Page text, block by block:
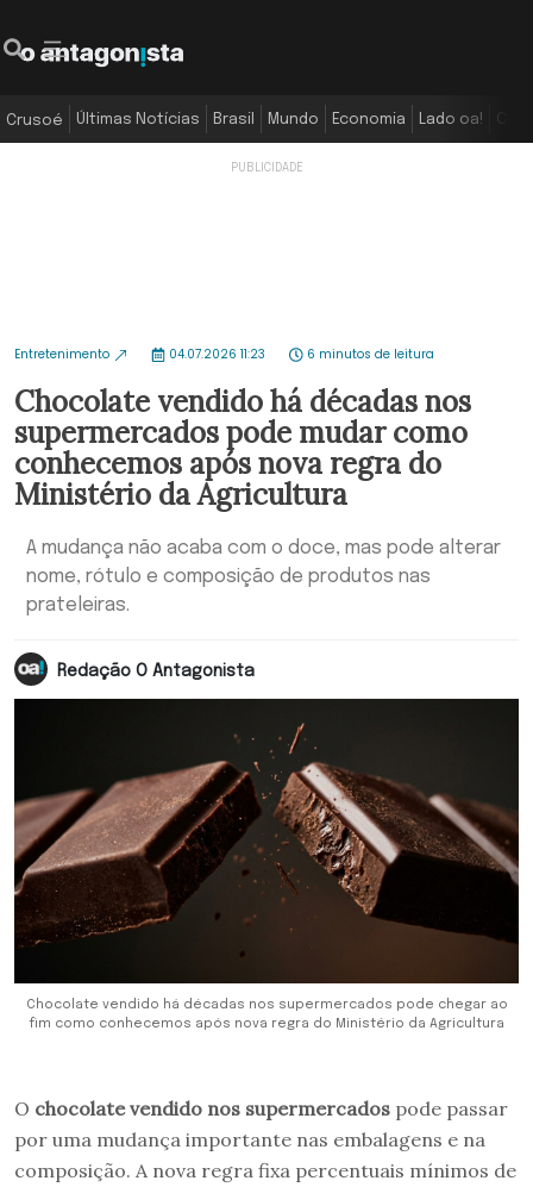
Crusoé Últimas Notícias Brasil Mundo Economia Lado oa!
Entretenimento 04.07.2026 11:23 6 minutos de leitura
Chocolate vendido há décadas nos
supermercados pode mudar como
conhecemos após nova regra do
Ministério da Agricultura
A mudança não acaba com o doce, mas pode alterar
nome, rótulo e composição de produtos nas
prateleiras.
Redação O Antagonista
Chocolate vendido há décadas nos supermercados pode chegar ao
fim como conhecemos após nova regra do Ministério da Agricultura
O chocolate vendido nos supermercados pode passar
por uma mudança importante nas embalagens e na
composição. A nova regra fixa percentuais mínimos de